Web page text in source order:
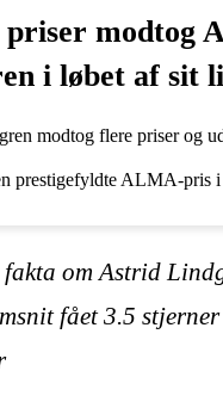
modtog
i løbet af sit
modtog flere priser og
prestigefyldte ALMA-pris i
om Astrid
fået3.5